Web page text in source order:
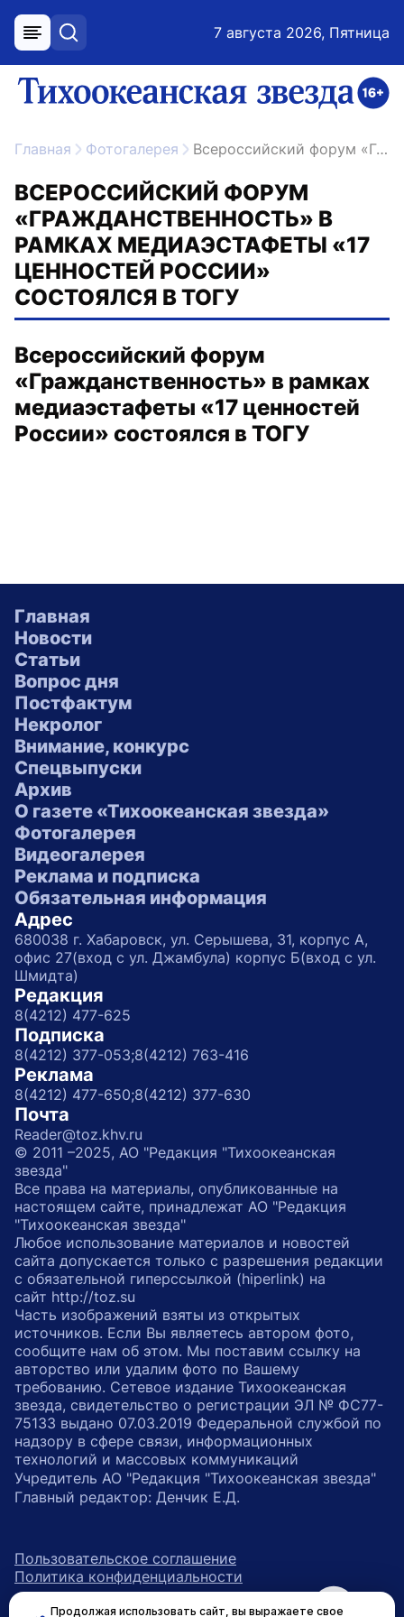
меню поиск 7 августа 2026, Пятница
ссылка на главную
Главная Фотогалерея Всероссийский форум «Гражданственность» в рамках медиаэстафеты «17 ценностей России» состоялся в ТОГУ
ВСЕРОССИЙСКИЙ ФОРУМ
«ГРАЖДАНСТВЕННОСТЬ» В
РАМКАХ МЕДИАЭСТАФЕТЫ «17
ЦЕННОСТЕЙ РОССИИ»
СОСТОЯЛСЯ В ТОГУ
Всероссийский форум
«Гражданственность» в рамках
медиаэстафеты «17 ценностей
России» состоялся в ТОГУ
Главная
Новости
Статьи
Вопрос дня
Постфактум
Некролог
Внимание, конкурс
Спецвыпуски
Архив
О газете «Тихоокеанская звезда»
Фотогалерея
Видеогалерея
Реклама и подписка
Обязательная информация
Адрес
680038 г. Хабаровск, ул. Серышева, 31, корпус А,
офис 27(вход с ул. Джамбула) корпус Б(вход с ул.
Шмидта)
Редакция
8(4212) 477-625
Подписка
8(4212) 377-053;8(4212) 763-416
Реклама
8(4212) 477-650;8(4212) 377-630
Почта
Reader@toz.khv.ru
© 2011 –2025, АО "Редакция "Тихоокеанская
звезда"
Все права на материалы, опубликованные на
настоящем сайте, принадлежат АО "Редакция
"Тихоокеанская звезда"
Любое использование материалов и новостей
сайта допускается только с разрешения редакции
с обязательной гиперссылкой (hiperlink) на
сайт http://toz.su
Часть изображений взяты из открытых
источников. Если Вы являетесь автором фото,
сообщите нам об этом. Мы поставим ссылку на
авторство или удалим фото по Вашему
требованию. Сетевое издание Тихоокеанская
звезда, свидетельство о регистрации ЭЛ № ФС77-
75133 выдано 07.03.2019 Федеральной службой по
надзору в сфере связи, информационных
технологий и массовых коммуникаций
Учредитель АО "Редакция "Тихоокеанская звезда"
Главный редактор: Денчик Е.Д.
Пользовательское соглашение
Политика конфиденциальности
Продолжая использовать сайт, вы выражаете свое